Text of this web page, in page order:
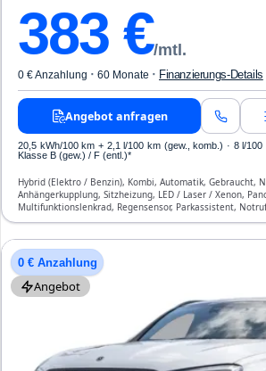
383 €/mtl.
0 € Anzahlung · 60 Monate · Finanzierungs-Details
Angebot anfragen
20,5 kWh/100 km + 2,1 l/100 km (gew., komb.) · 8 l/100
Klasse B (gew.) / F (entl.)*
Hybrid (Elektro / Benzin), Kombi, Automatik, Gebraucht,
Anhängerkupplung, Sitzheizung, LED / Laser / Xenon,
Multifunktionslenkrad, Regensensor, Parkassistent,
Start/Stopp-Automatik, Bluetooth, Freisprecheinrichtung,
0 € Anzahlung
Angebot